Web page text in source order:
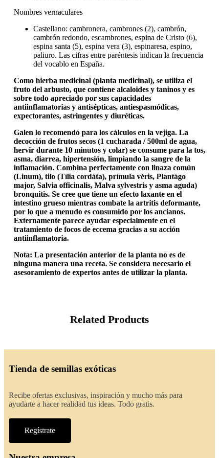
Nombres vernaculares
Castellano: cambronera, cambrones (2), cambrón,
cambrón redondo, escambrones, espina de Cristo (6),
espina santa (5), espina vera (3), espinaresa, espino,
paliuro. Las cifras entre paréntesis indican la frecuencia
del vocablo en España.
Como hierba medicinal (planta medicinal), se utiliza el
fruto del arbusto, que contiene alcaloides y taninos y es
sobre todo apreciado por sus capacidades
antiinflamatorias y antisépticas, antiespasmódicas,
expectorantes, astringentes y diuréticas.
Galen lo recomendó para los cálculos en la vejiga. La
decocción de frutos secos (1 cucharada / 500ml de agua,
hervir durante 10 minutos y colar) se consume para la tos,
asma, diarrea, hipertensión, limpiando la sangre de la
inflamación. Combina perfectamente con linaza común
(Linum), tilo (Tília cordáta), prímula véris, Plantágo
major, Salvia officinalis, Malva sylvestris y asma aguda)
bronquitis. Se cree que tiene un efecto laxante en el
intestino grueso mientras combate la artritis deformante,
por lo que a menudo es consumido por los ancianos.
Externamente parece ayudar especialmente en el
tratamiento de focos de eccema gracias a su acción
antiinflamatoria.
Nota: La presentación anterior de la planta no es de
ninguna manera una receta. Se considera necesario el
asesoramiento de expertos antes de utilizar la planta.
Related Products
Tienda de semillas exóticas
Recibe ofertas exclusivas, inspiración y mucho más para
ayudarte a hacer realidad tus ideas. Todo gratis.
Regístrate